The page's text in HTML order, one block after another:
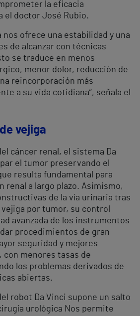
la eficacia
el doctor José Rubio.
nos ofrece una estabilidad y una
de alcanzar con técnicas
se traduce en menos
menor dolor, reducción de
reincorporación más
a su vida cotidiana”, señala el
vejiga
cáncer renal, el sistema Da
el tumor preservando el
resulta fundamental para
renal a largo plazo. Asimismo,
de la vía urinaria tras
por tumor, su control
avanzada de los instrumentos
procedimientos de gran
seguridad y mejores
con menores tasas de
los problemas derivados de
abiertas.
robot Da Vinci supone un salto
urológica Nos permite